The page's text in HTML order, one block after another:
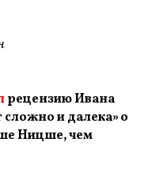
рецензию Ивана
и далека» о
Ницше, чем